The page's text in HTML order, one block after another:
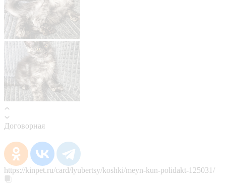
Договорная
https://kinpet.ru/card/lyubertsy/koshki/meyn-kun-polidakt-125031/